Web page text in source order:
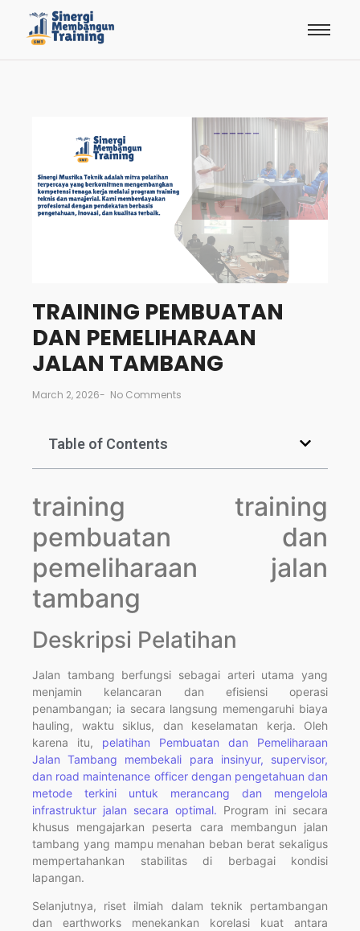
TRAINING PEMBUATAN
DAN PEMELIHARAAN
JALAN TAMBANG
March 2, 2026- No Comments
Table of Contents
training training
pembuatan dan
pemeliharaan jalan
tambang
Deskripsi Pelatihan
Jalan tambang berfungsi sebagai arteri utama yang
menjamin kelancaran dan efisiensi operasi
penambangan; ia secara langsung memengaruhi biaya
hauling, waktu siklus, dan keselamatan kerja. Oleh
karena itu, pelatihan Pembuatan dan Pemeliharaan
Jalan Tambang membekali para insinyur, supervisor,
dan road maintenance officer dengan pengetahuan dan
metode terkini untuk merancang dan mengelola
infrastruktur jalan secara optimal. Program ini secara
khusus mengajarkan peserta cara membangun jalan
tambang yang mampu menahan beban berat sekaligus
mempertahankan stabilitas di berbagai kondisi
lapangan.
Selanjutnya, riset ilmiah dalam teknik pertambangan
dan earthworks menekankan korelasi kuat antara